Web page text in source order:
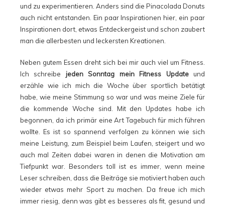
und zu experimentieren. Anders sind die Pinacolada Donuts
auch nicht entstanden. Ein paar Inspirationen hier, ein paar
Inspirationen dort, etwas Entdeckergeist und schon zaubert
man die allerbesten und leckersten Kreationen.
Neben gutem Essen dreht sich bei mir auch viel um Fitness.
Ich schreibe jeden Sonntag mein Fitness Updateund
erzähle wie ich mich die Woche über sportlich betätigt
habe, wie meine Stimmung so war und was meine Ziele für
die kommende Woche sind. Mit den Updates habe ich
begonnen, da ich primär eine Art Tagebuch für mich führen
wollte. Es ist so spannend verfolgen zu können wie sich
meine Leistung, zum Beispiel beim Laufen, steigert und wo
auch mal Zeiten dabei waren in denen die Motivation am
Tiefpunkt war. Besonders toll ist es immer, wenn meine
Leser schreiben, dass die Beiträge sie motiviert haben auch
wieder etwas mehr Sport zu machen. Da freue ich mich
immer riesig, denn was gibt es besseres als fit, gesund und